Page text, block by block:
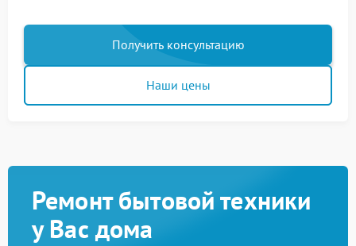
Получить консультацию
Наши цены
Ремонт бытовой техники
у Вас дома